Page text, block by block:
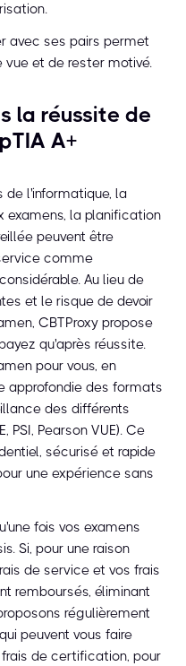
avec ses pairs permet
vue et de rester motivé.
la réussite de
A+
de l'informatique, la
examens, la planification
peuvent être
comme
Au lieu de
et le risque de devoir
CBTProxy propose
qu'après réussite.
pour vous, en
approfondie des formats
des différents
PSI, Pearson VUE). Ce
sécurisé et rapide
une expérience sans
fois vos examens
Si, pour une raison
de service et vos frais
remboursés, éliminant
régulièrement
peuvent vous faire
de certification, pour